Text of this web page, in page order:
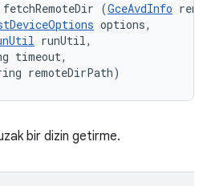
(GceAvdInfo
options,
runUtil,
timeout,
remoteDirPath)
bir dizin getirme.